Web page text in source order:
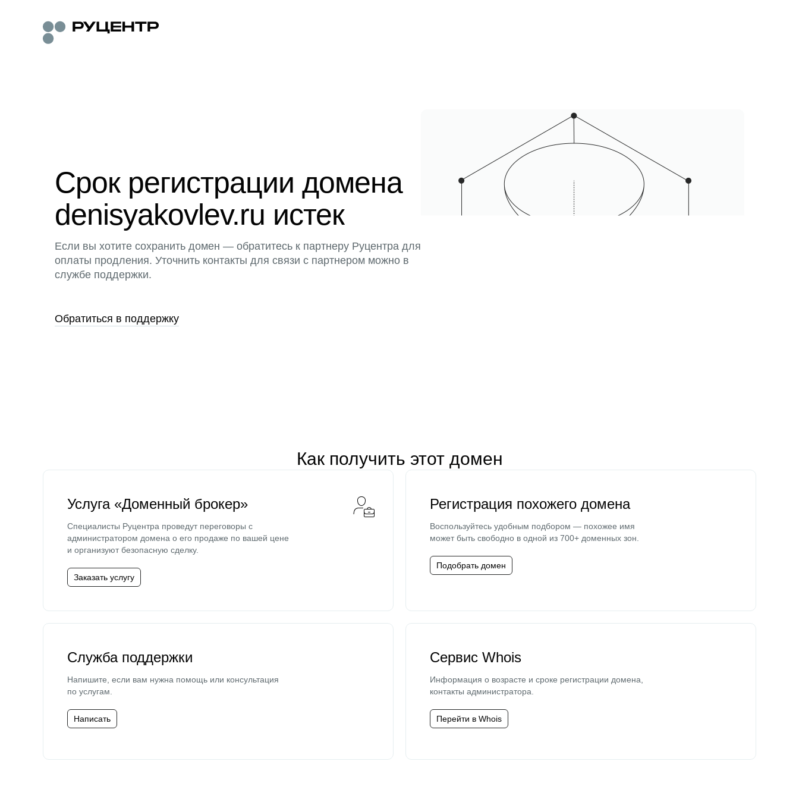
Срок регистрации домена
denisyakovlev.ru истек
Если вы хотите сохранить домен — обратитесь к партнеру Руцентра для
оплаты продления. Уточнить контакты для связи с партнером можно в
службе поддержки.
Обратиться в поддержку
Как получить этот домен
Услуга «Доменный брокер»
Специалисты Руцентра проведут переговоры с
администратором домена о его продаже по вашей цене
и организуют безопасную сделку.
Заказать услугу
Регистрация похожего домена
Воспользуйтесь удобным подбором — похожее имя
может быть свободно в одной из 700+ доменных зон.
Подобрать домен
Служба поддержки
Напишите, если вам нужна помощь или консультация
по услугам.
Написать
Сервис Whois
Информация о возрасте и сроке регистрации домена,
контакты администратора.
Перейти в Whois